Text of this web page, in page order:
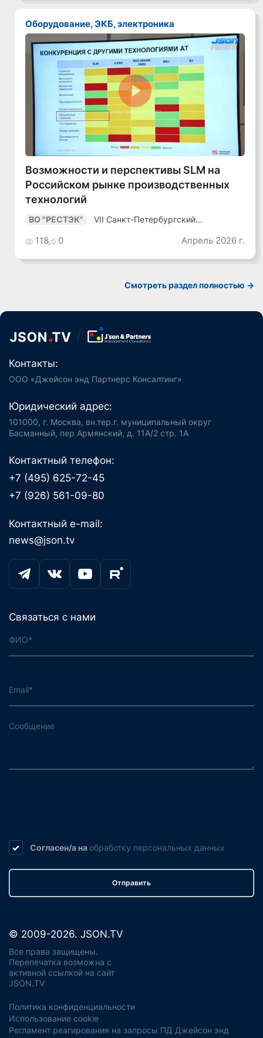
Оборудование, ЭКБ, электроника
Смотреть видео
Возможности и перспективы SLM на
Российском рынке производственных
технологий
ВО "РЕСТЭК"
VII Санкт-Петербургский
118 0 Апрель 2026 г.
Смотреть раздел полностью ->
Контакты:
ООО «Джейсон энд Партнерс Консалтинг»
Юридический адрес:
101000, г. Москва, вн.тер.г. муниципальный округ
Басманный, пер Армянский, д. 11А/2 стр. 1А
Контактный телефон:
+7 (495) 625-72-45
+7 (926) 561-09-80
Контактный e-mail:
news@json.tv
Связаться с нами
Согласен/а на обработку персональных данных
Отправить
© 2009-2026. JSON.TV
Все права защищены.
Перепечатка возможна с
активной ссылкой на сайт
JSON.TV
Политика конфиденциальности
Использование cookie
Регламент реагирования на запросы ПД Джейсон энд